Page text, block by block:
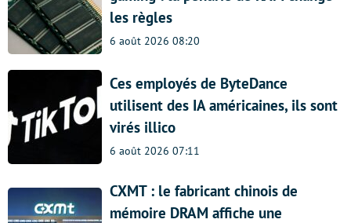
les règles
6 août 2026 08:20
Ces employés de ByteDance
utilisent des IA américaines, ils sont
virés illico
6 août 2026 07:11
CXMT : le fabricant chinois de
mémoire DRAM affiche une